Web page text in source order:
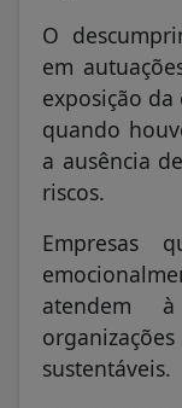
O
em
exposição
quando
a ausência
riscos.
Empresas
atendem
sustentáveis.